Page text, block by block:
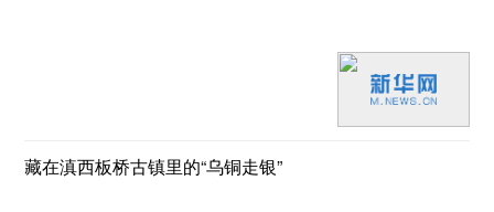
藏在滇西板桥古镇里的“乌铜走银”